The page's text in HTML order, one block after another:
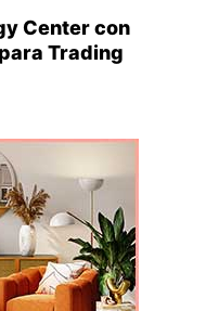
Center con
Trading